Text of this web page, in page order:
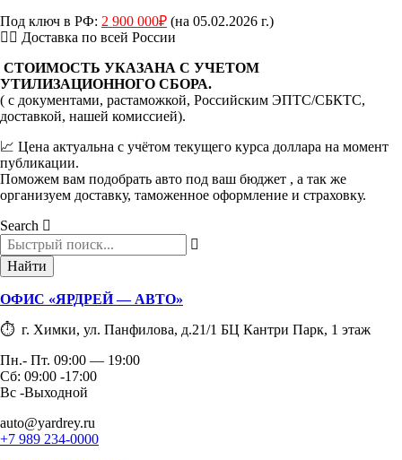
Под ключ в РФ: 2 900 000₽ (на 05.02.2026 г.)
👉🏻 Доставка по всей России
СТОИМОСТЬ УКАЗАНА С УЧЕТОМ
УТИЛИЗАЦИОННОГО СБОРА.
( с документами, растаможкой, Российским ЭПТС/СБКТС,
доставкой, нашей комиссией).
📈 Цена актуальна с учётом текущего курса доллара на момент
публикации.
Поможем вам подобрать авто под ваш бюджет , а так же
организуем доставку, таможенное оформление и страховку.
Search
Найти
ОФИС «ЯРДРЕЙ — АВТО»
⏱ г. Химки, ул. Панфилова, д.21/1 БЦ Кантри Парк, 1 этаж
Пн.- Пт. 09:00 — 19:00
Сб: 09:00 -17:00
Вс -Выходной
auto@yardrey.ru
+7 989 234-0000